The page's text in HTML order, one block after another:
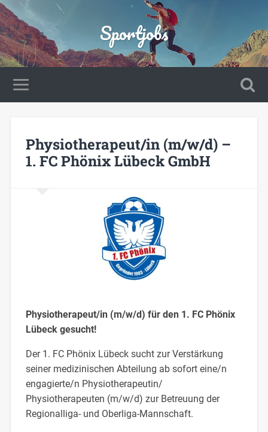
Sportjobs
Physiotherapeut/in (m/w/d) –
1. FC Phönix Lübeck GmbH
Physiotherapeut/in (m/w/d) für den 1. FC Phönix
Lübeck gesucht!
Der 1. FC Phönix Lübeck sucht zur Verstärkung
seiner medizinischen Abteilung ab sofort eine/n
engagierte/n Physiotherapeutin/
Physiotherapeuten (m/w/d) zur Betreuung der
Regionalliga- und Oberliga-Mannschaft.